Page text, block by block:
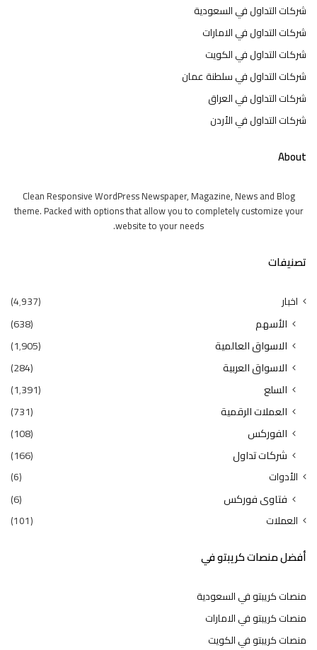
شركات التداول في السعودية
شركات التداول في الامارات
شركات التداول في الكويت
شركات التداول في سلطنة عمان
شركات التداول في العراق
شركات التداول في الأردن
About
Clean Responsive WordPress Newspaper, Magazine, News and Blog
theme. Packed with options that allow you to completely customize your
website to your needs.
تصنيفات
اخبار (4٬937)
الأسهم
(638)
الاسواق العالمية
(1٬905)
الاسواق العربية
(284)
السلع
(1٬391)
العملات الرقمية
(731)
الفوركس
(108)
شركات تداول
(166)
الأدوات (6)
فتاوى فوركس (6)
العملات (101)
أفضل منصات كريبتو في
منصات كريبتو في السعودية
منصات كريبتو في الامارات
منصات كريبتو في الكويت